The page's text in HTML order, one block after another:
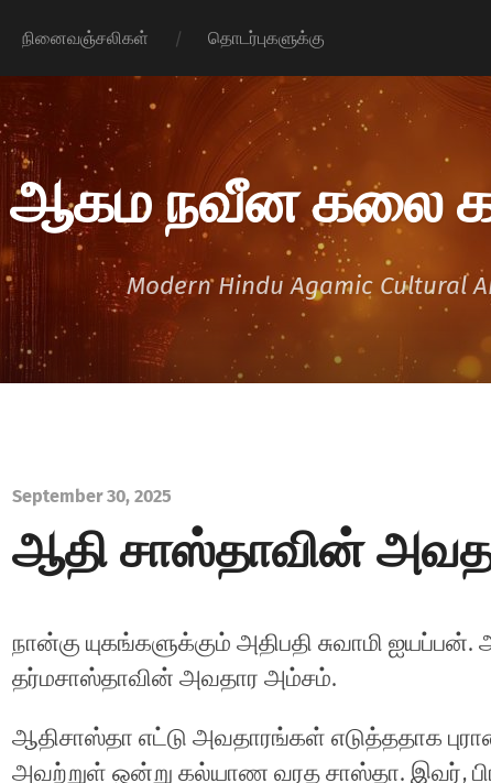
நினைவஞ்சலிகள் தொடர்புகளுக்கு
ஆகம நவீன கலை
Modern Hindu Agamic Cultural
September 30, 2025
ஆதி சாஸ்தாவின்
நான்கு யுகங்களுக்கும் அதிபதி சுவாமி ஐயப்பன்.
தர்மசாஸ்தாவின் அவதார அம்சம்.
ஆதிசாஸ்தா எட்டு அவதாரங்கள் எடுத்ததாக
அவற்றுள் ஒன்று கல்யாண வரத சாஸ்தா. இவர்,